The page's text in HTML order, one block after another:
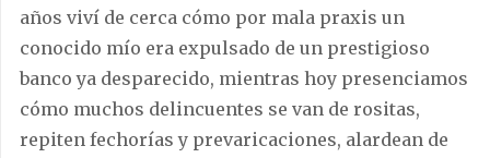
años viví de cerca cómo por mala praxis un
conocido mío era expulsado de un prestigioso
banco ya desparecido, mientras hoy presenciamos
cómo muchos delincuentes se van de rositas,
repiten fechorías y prevaricaciones, alardean de